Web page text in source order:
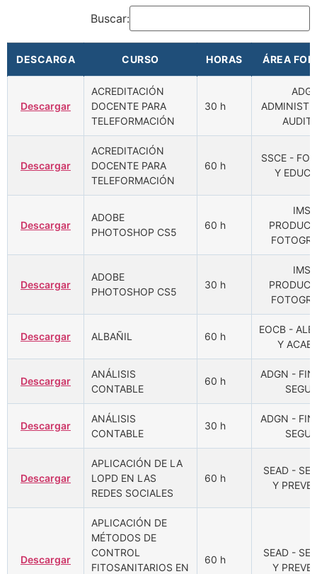
contenido
Buscar:
DESCARGA CURSO HORAS
ÁREA
CURSO
Descargar
ACREDITACIÓN
DOCENTE PARA
TELEFORMACIÓN
30 h
Descargar
ACREDITACIÓN
DOCENTE PARA
TELEFORMACIÓN
60 h
SSCE -
Y
Descargar
ADOBE
PHOTOSHOP CS5
60 h
Descargar
ADOBE
PHOTOSHOP CS5
30 h
Descargar ALBAÑIL 60 h
EOCB -
Y
Descargar
ANÁLISIS
CONTABLE
60 h
ADGN -
Descargar
ANÁLISIS
CONTABLE
30 h
ADGN -
Descargar
APLICACIÓN DE LA
LOPD EN LAS
REDES SOCIALES
60 h
SEAD -
Y
Descargar
APLICACIÓN DE
MÉTODOS DE
CONTROL
FITOSANITARIOS EN
60 h
SEAD -
Y